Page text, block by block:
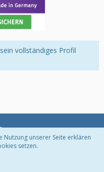
vollständiges Profil
Nutzung unserer Seite erklären
setzen.